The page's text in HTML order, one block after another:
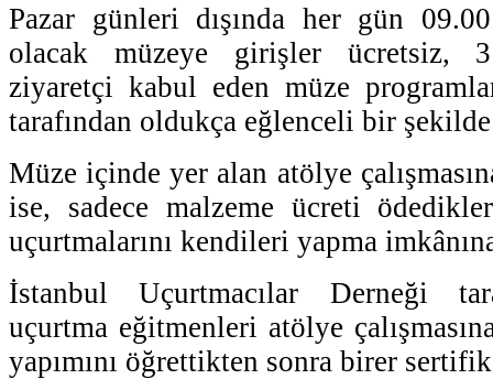
Pazar günleri dışında her gün
olacak müzeye girişler ücretsiz,
ziyaretçi kabul eden müze
tarafından oldukça eğlenceli bir
Müze içinde yer alan atölye
ise, sadece malzeme ücreti
uçurtmalarını kendileri yapma
İstanbul Uçurtmacılar Derneği
uçurtma eğitmenleri atölye
yapımını öğrettikten sonra birer